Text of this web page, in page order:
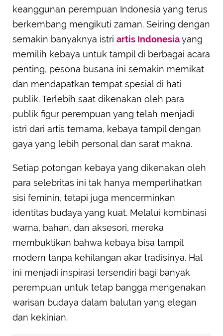
keanggunan perempuan Indonesia yang terus
berkembang mengikuti zaman. Seiring dengan
semakin banyaknya istri artis Indonesiayang
memilih kebaya untuk tampil di berbagai acara
penting, pesona busana ini semakin memikat
dan mendapatkan tempat spesial di hati
publik. Terlebih saat dikenakan oleh para
publik figur perempuan yang telah menjadi
istri dari artis ternama, kebaya tampil dengan
gaya yang lebih personal dan sarat makna.
Setiap potongan kebaya yang dikenakan oleh
para selebritas ini tak hanya memperlihatkan
sisi feminin, tetapi juga mencerminkan
identitas budaya yang kuat. Melalui kombinasi
warna, bahan, dan aksesori, mereka
membuktikan bahwa kebaya bisa tampil
modern tanpa kehilangan akar tradisinya. Hal
ini menjadi inspirasi tersendiri bagi banyak
perempuan untuk tetap bangga mengenakan
warisan budaya dalam balutan yang elegan
dan kekinian.